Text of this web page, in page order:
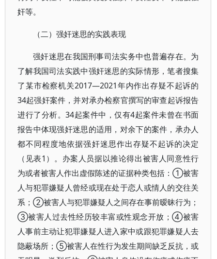
奸等。
（二）强奸迷思的实践表现
强奸迷思在我国刑事司法实务中也普遍存在。为
了解我国司法实践中强奸迷思的实际情形，笔者搜集
了某市检察机关2017—2021年内作出存疑不起诉的
34起强奸案件，并对承办检察官撰写的审查起诉报告
进行了分析。34起案件中，仅有4起案件未曾在书面
报告中体现强奸迷思的适用，对余下的案件，承办人
都不同程度地依据强奸迷思作出存疑不起诉的决定
（见表1）。办案人员据以推论得出被害人同意性行
为或者被害人作出虚假陈述的证据种类包括：①被害
人与犯罪嫌疑人曾经或现在处于恋人或情人的交往关
系；②被害人与犯罪嫌疑人之间存在事前暧昧行为；
③被害人过去性经历较丰富或性观念开放；④被害
人事前主动让犯罪嫌疑人进入家中或跟犯罪嫌疑人去
隐蔽场所；⑤被害人在性行为发生期间缺乏反抗，或